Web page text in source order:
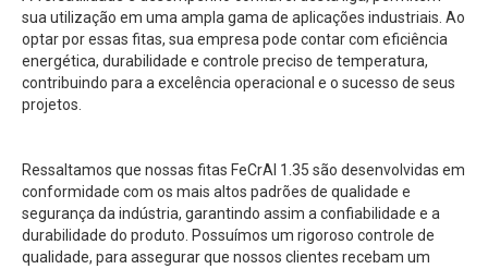
sua utilização em uma ampla gama de aplicações industriais. Ao
optar por essas fitas, sua empresa pode contar com eficiência
energética, durabilidade e controle preciso de temperatura,
contribuindo para a excelência operacional e o sucesso de seus
projetos.
Ressaltamos que nossas fitas FeCrAl 1.35 são desenvolvidas em
conformidade com os mais altos padrões de qualidade e
segurança da indústria, garantindo assim a confiabilidade e a
durabilidade do produto. Possuímos um rigoroso controle de
qualidade, para assegurar que nossos clientes recebam um